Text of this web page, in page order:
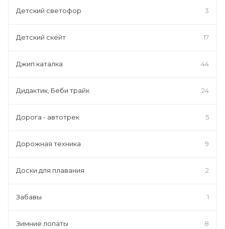
Детский светофор 3
Детский скейт 17
Джип каталка 44
Дидактик, Беби трайк 24
Дорога - автотрек 5
Дорожная техника 9
Доски для плавания 2
Забавы 1
Зимние лопаты 8